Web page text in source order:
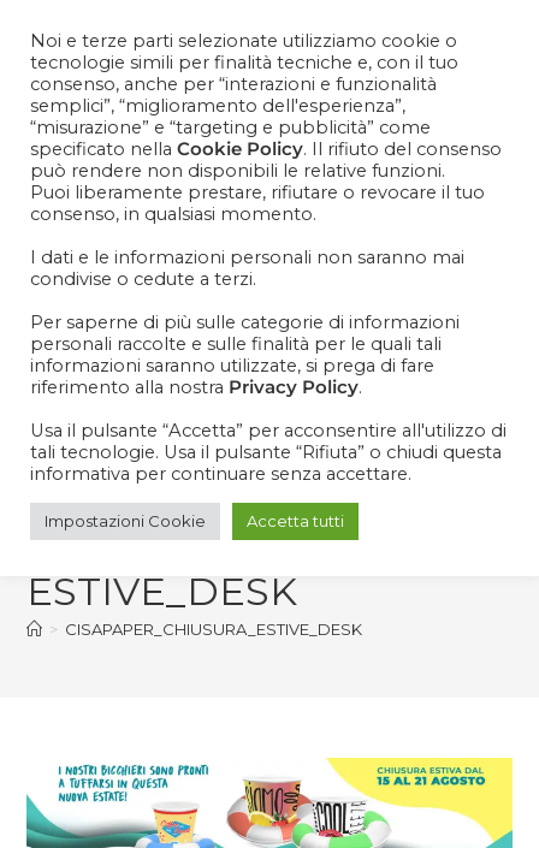
Cosa aspetti? Entra nel mondo Cisapaper! Resta aggiornato
su news, novità e soprattutto promo promo promoooooo!
VOGLIO ISCRIVERMI ALLA NEWSLETTER
CISAPAPER_CHIUSURA_
ESTIVE_DESK
> CISAPAPER_CHIUSURA_ESTIVE_DESK
Noi e terze parti selezionate utilizziamo cookie o
tecnologie simili per finalità tecniche e, con il tuo
consenso, anche per “interazioni e funzionalità
semplici”, “miglioramento dell'esperienza”,
“misurazione” e “targeting e pubblicità” come
specificato nella Cookie Policy. Il rifiuto del consenso
può rendere non disponibili le relative funzioni.
Puoi liberamente prestare, rifiutare o revocare il tuo
consenso, in qualsiasi momento.
I dati e le informazioni personali non saranno mai
condivise o cedute a terzi.
Per saperne di più sulle categorie di informazioni
personali raccolte e sulle finalità per le quali tali
informazioni saranno utilizzate, si prega di fare
riferimento alla nostra Privacy Policy.
Usa il pulsante “Accetta” per acconsentire all'utilizzo di
tali tecnologie. Usa il pulsante “Rifiuta” o chiudi questa
informativa per continuare senza accettare.
Impostazioni Cookie Accetta tutti
Contattaci +39 081 1857 2119